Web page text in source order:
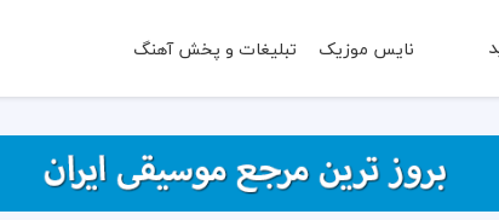
نایس موزیک تبلیغات و پخش آهنگ